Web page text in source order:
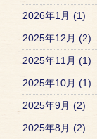
2026年1月 (1)
2025年12月 (2)
2025年11月 (1)
2025年10月 (1)
2025年9月 (2)
2025年8月 (2)